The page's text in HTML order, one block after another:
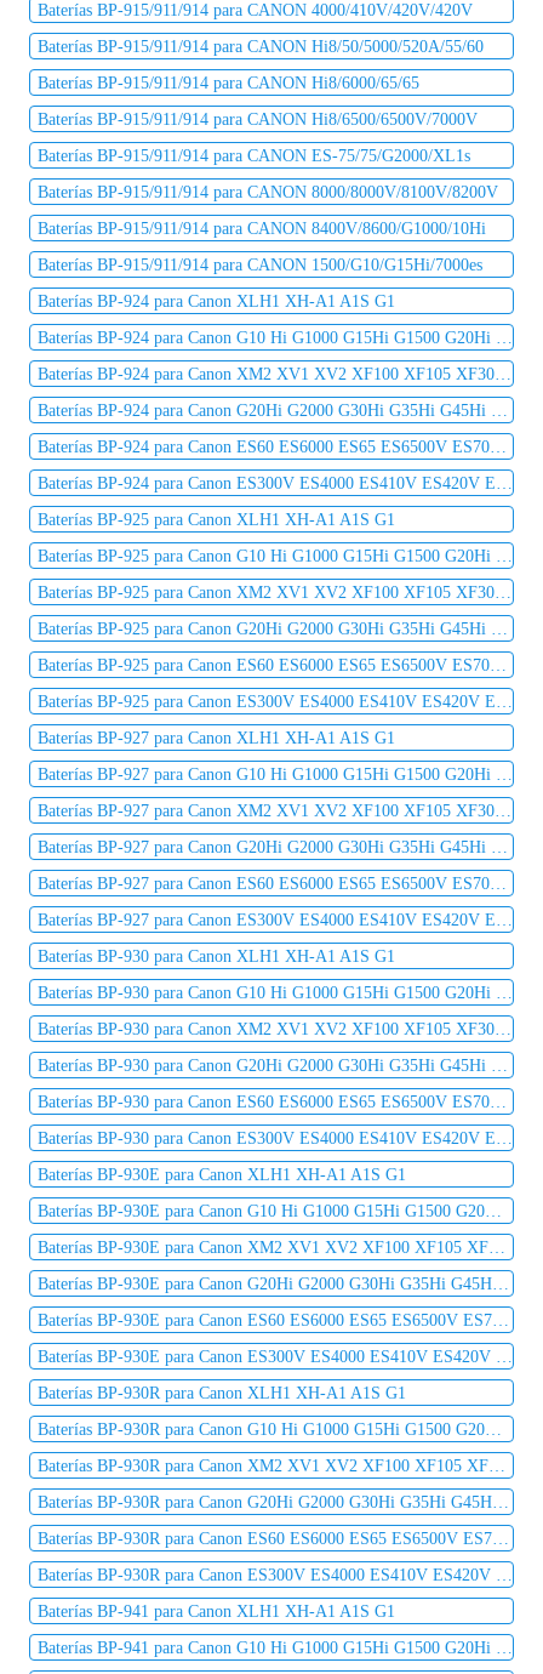
Baterías BP-915/911/914 para CANON 4000/410V/420V/420V
Baterías BP-915/911/914 para CANON Hi8/50/5000/520A/55/60
Baterías BP-915/911/914 para CANON Hi8/6000/65/65
Baterías BP-915/911/914 para CANON Hi8/6500/6500V/7000V
Baterías BP-915/911/914 para CANON ES-75/75/G2000/XL1s
Baterías BP-915/911/914 para CANON 8000/8000V/8100V/8200V
Baterías BP-915/911/914 para CANON 8400V/8600/G1000/10Hi
Baterías BP-915/911/914 para CANON 1500/G10/G15Hi/7000es
Baterías BP-924 para Canon XLH1 XH-A1 A1S G1
Baterías BP-924 para Canon G10 Hi G1000 G15Hi G1500 G20Hi G2000 G30Hi G35Hi G45Hi
Baterías BP-924 para Canon XM2 XV1 XV2 XF100 XF105 XF300 XF305 C2 DM-MV1 DM-MV10
Baterías BP-924 para Canon G20Hi G2000 G30Hi G35Hi G45Hi MV1 MV10 MV10i MV20 MV20i
Baterías BP-924 para Canon ES60 ES6000 ES65 ES6500V ES7000es ES7000V ES75 ES8000V
Baterías BP-924 para Canon ES300V ES4000 ES410V ES420V ES50 ES5000 ES520A ES55
Baterías BP-925 para Canon XLH1 XH-A1 A1S G1
Baterías BP-925 para Canon G10 Hi G1000 G15Hi G1500 G20Hi G2000 G30Hi G35Hi G45Hi
Baterías BP-925 para Canon XM2 XV1 XV2 XF100 XF105 XF300 XF305 C2 DM-MV1 DM-MV10
Baterías BP-925 para Canon G20Hi G2000 G30Hi G35Hi G45Hi MV1 MV10 MV10i MV20 MV20i
Baterías BP-925 para Canon ES60 ES6000 ES65 ES6500V ES7000es ES7000V ES75 ES8000V
Baterías BP-925 para Canon ES300V ES4000 ES410V ES420V ES50 ES5000 ES520A ES55
Baterías BP-927 para Canon XLH1 XH-A1 A1S G1
Baterías BP-927 para Canon G10 Hi G1000 G15Hi G1500 G20Hi G2000 G30Hi G35Hi G45Hi
Baterías BP-927 para Canon XM2 XV1 XV2 XF100 XF105 XF300 XF305 C2 DM-MV1 DM-MV10
Baterías BP-927 para Canon G20Hi G2000 G30Hi G35Hi G45Hi MV1 MV10 MV10i MV20 MV20i
Baterías BP-927 para Canon ES60 ES6000 ES65 ES6500V ES7000es ES7000V ES75 ES8000V
Baterías BP-927 para Canon ES300V ES4000 ES410V ES420V ES50 ES5000 ES520A ES55
Baterías BP-930 para Canon XLH1 XH-A1 A1S G1
Baterías BP-930 para Canon G10 Hi G1000 G15Hi G1500 G20Hi G2000 G30Hi G35Hi G45Hi
Baterías BP-930 para Canon XM2 XV1 XV2 XF100 XF105 XF300 XF305 C2 DM-MV1 DM-MV10
Baterías BP-930 para Canon G20Hi G2000 G30Hi G35Hi G45Hi MV1 MV10 MV10i MV20 MV20i
Baterías BP-930 para Canon ES60 ES6000 ES65 ES6500V ES7000es ES7000V ES75 ES8000V
Baterías BP-930 para Canon ES300V ES4000 ES410V ES420V ES50 ES5000 ES520A ES55
Baterías BP-930E para Canon XLH1 XH-A1 A1S G1
Baterías BP-930E para Canon G10 Hi G1000 G15Hi G1500 G20Hi G2000 G30Hi G35Hi G45Hi
Baterías BP-930E para Canon XM2 XV1 XV2 XF100 XF105 XF300 XF305 C2 DM-MV1 DM-MV10
Baterías BP-930E para Canon G20Hi G2000 G30Hi G35Hi G45Hi MV1 MV10 MV10i MV20 MV20i
Baterías BP-930E para Canon ES60 ES6000 ES65 ES6500V ES7000es ES7000V ES75 ES8000V
Baterías BP-930E para Canon ES300V ES4000 ES410V ES420V ES50 ES5000 ES520A ES55
Baterías BP-930R para Canon XLH1 XH-A1 A1S G1
Baterías BP-930R para Canon G10 Hi G1000 G15Hi G1500 G20Hi G2000 G30Hi G35Hi G45Hi
Baterías BP-930R para Canon XM2 XV1 XV2 XF100 XF105 XF300 XF305 C2 DM-MV1 DM-MV10
Baterías BP-930R para Canon G20Hi G2000 G30Hi G35Hi G45Hi MV1 MV10 MV10i MV20 MV20i
Baterías BP-930R para Canon ES60 ES6000 ES65 ES6500V ES7000es ES7000V ES75 ES8000V
Baterías BP-930R para Canon ES300V ES4000 ES410V ES420V ES50 ES5000 ES520A ES55
Baterías BP-941 para Canon XLH1 XH-A1 A1S G1
Baterías BP-941 para Canon G10 Hi G1000 G15Hi G1500 G20Hi G2000 G30Hi G35Hi G45Hi